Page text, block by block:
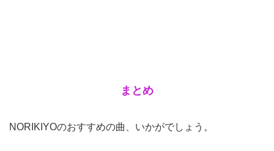
まとめ
NORIKIYOのおすすめの曲、いかがでしょう。